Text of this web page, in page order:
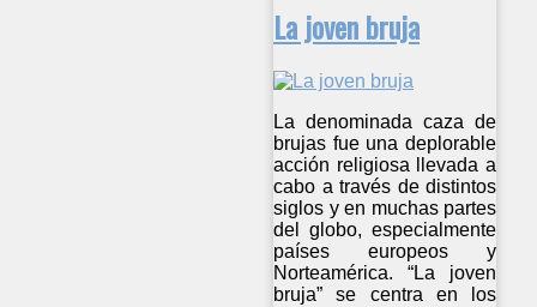
La joven bruja
La denominada caza de
brujas fue una deplorable
acción religiosa llevada a
cabo a través de distintos
siglos y en muchas partes
del globo, especialmente
países europeos y
Norteamérica. “La joven
bruja” se centra en los